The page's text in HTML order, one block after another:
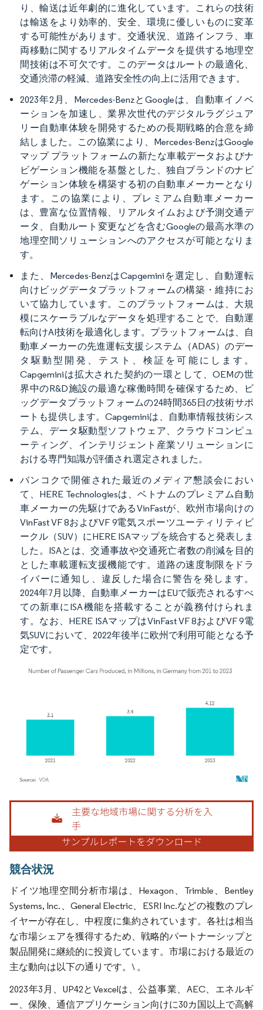
り、輸送は近年劇的に進化しています。これらの技術
は輸送をより効率的、安全、環境に優しいものに変革
する可能性があります。交通状況、道路インフラ、車
両移動に関するリアルタイムデータを提供する地理空
間技術は不可欠です。このデータはルートの最適化、
交通渋滞の軽減、道路安全性の向上に活用できます。
2023年2月、Mercedes-BenzとGoogleは、自動車イノベ
ーションを加速し、業界次世代のデジタルラグジュア
リー自動車体験を開発するための長期戦略的合意を締
結しました。この協業により、Mercedes-BenzはGoogle
マップ プラットフォームの新たな車載データおよびナ
ビゲーション機能を基盤とした、独自ブランドのナビ
ゲーション体験を構築する初の自動車メーカーとなり
ます。この協業により、プレミアム自動車メーカー
は、豊富な位置情報、リアルタイムおよび予測交通デ
ータ、自動ルート変更などを含むGoogleの最高水準の
地理空間ソリューションへのアクセスが可能となりま
す。
また、Mercedes-BenzはCapgeminiを選定し、自動運転
向けビッグデータプラットフォームの構築・維持にお
いて協力しています。このプラットフォームは、大規
模にスケーラブルなデータを処理することで、自動運
転向けAI技術を最適化します。プラットフォームは、自
動車メーカーの先進運転支援システム（ADAS）のデー
タ駆動型開発、テスト、検証を可能にします。
Capgeminiは拡大された契約の一環として、OEMの世
界中のR&D施設の最適な稼働時間を確保するため、ビ
ッグデータプラットフォームの24時間365日の技術サポ
ートも提供します。Capgeminiは、自動車情報技術シス
テム、データ駆動型ソフトウェア、クラウドコンピュ
ーティング、インテリジェント産業ソリューションに
おける専門知識が評価され選定されました。
バンコクで開催された最近のメディア懇談会におい
て、HERE Technologiesは、ベトナムのプレミアム自動
車メーカーの先駆けであるVinFastが、欧州市場向けの
VinFast VF 8およびVF 9電気スポーツユーティリティビ
ークル（SUV）にHERE ISAマップを統合すると発表しま
した。ISAとは、交通事故や交通死亡者数の削減を目的
とした車載運転支援機能です。道路の速度制限をドラ
イバーに通知し、違反した場合に警告を発します。
2024年7月以降、自動車メーカーはEUで販売されるすべ
ての新車にISA機能を搭載することが義務付けられま
す。なお、HERE ISAマップはVinFast VF 8およびVF 9電
気SUVにおいて、2022年後半に欧州で利用可能となる予
定です。
画像 © Mordor Intelligence。再利用にはCC BY 4.0の表示が必要です。
競合状況
ドイツ地理空間分析市場は、Hexagon、Trimble、Bentley
Systems, Inc.、General Electric、ESRI Inc.などの複数のプレ
イヤーが存在し、中程度に集約されています。各社は相当
な市場シェアを獲得するため、戦略的パートナーシップと
製品開発に継続的に投資しています。市場における最近の
主な動向は以下の通りです。\ 。
2023年3月、UP42とVexcelは、公益事業、AEC、エネルギ
ー、保険、通信アプリケーション向けに30カ国以上で高解